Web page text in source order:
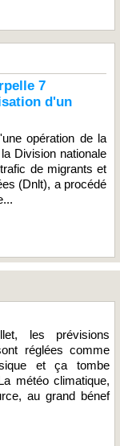
7
d'un
opération de la
Division nationale
de migrants et
(Dnlt), a procédé
les prévisions
réglées comme
et ça tombe
météo climatique,
au grand bénef